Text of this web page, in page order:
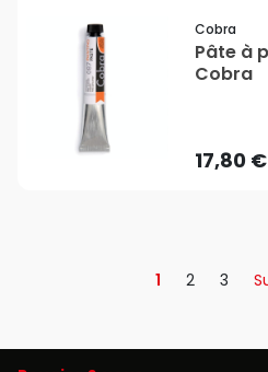
Cobra
Pâte à
Cobra
17,80 €
1 2 3